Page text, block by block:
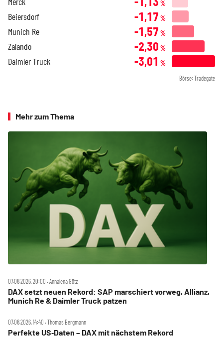
%
Beiersdorf -1,17 %
Munich Re -1,57 %
Zalando -2,30 %
Daimler Truck -3,01 %
Börse: Tradegate
Mehr zum Thema
07.08.2026, 20:00 ‧ Annalena Götz
DAX setzt neuen Rekord: SAP marschiert vorweg, Allianz,
Munich Re & Daimler Truck patzen
07.08.2026, 14:40 ‧ Thomas Bergmann
Perfekte US‑Daten – DAX mit nächstem Rekord